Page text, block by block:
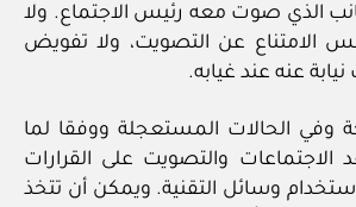
الذي صوت معه رئيس الاجتماع. ولا
الامتناع عن التصويت، ولا تفويض
عنه عند غيابه.
وفي الحالات المستعجلة ووفقا لما
الاجتماعات والتصويت على القرارات
وسائل التقنية. ويمكن أن تتخذ